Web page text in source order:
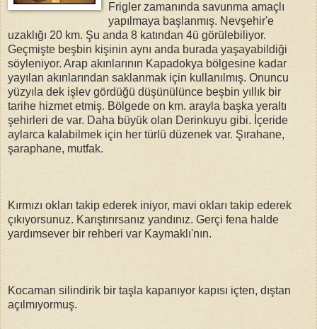
Frigler zamanında savunma amaçlı
yapılmaya başlanmış. Nevşehir'e
uzaklığı 20 km. Şu anda 8 katından 4ü görülebiliyor.
Geçmişte beşbin kişinin aynı anda burada yaşayabildiği
söyleniyor. Arap akınlarının Kapadokya bölgesine kadar
yayılan akınlarından saklanmak için kullanılmış. Onuncu
yüzyıla dek işlev gördüğü düşünülünce beşbin yıllık bir
tarihe hizmet etmiş. Bölgede on km. arayla başka yeraltı
şehirleri de var. Daha büyük olan Derinkuyu gibi. İçeride
aylarca kalabilmek için her türlü düzenek var. Şırahane,
şaraphane, mutfak.
Kırmızı okları takip ederek iniyor, mavi okları takip ederek
çıkıyorsunuz. Karıştırırsanız yandınız. Gerçi fena halde
yardımsever bir rehberi var Kaymaklı'nın.
Kocaman silindirik bir taşla kapanıyor kapısı içten, dıştan
açılmıyormuş.